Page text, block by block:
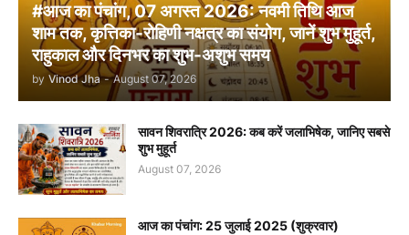
#आज का पंचांग, 07 अगस्त 2026: नवमी तिथि आज
शाम तक, कृत्तिका-रोहिणी नक्षत्र का संयोग, जानें शुभ मुहूर्त,
राहुकाल और दिनभर का शुभ-अशुभ समय
by Vinod Jha - August 07, 2026
सावन शिवरात्रि 2026: कब करें जलाभिषेक, जानिए सबसे
शुभ मुहूर्त
August 07, 2026
आज का पंचांग: 25 जुलाई 2025 (शुक्रवार)